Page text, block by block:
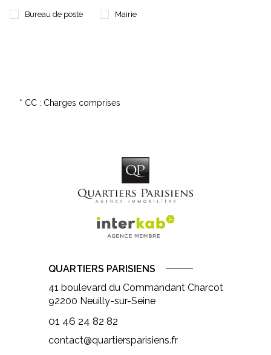
Bureau de poste Mairie
* CC : Charges comprises
QUARTIERS PARISIENS
41 boulevard du Commandant Charcot
92200 Neuilly-sur-Seine
01 46 24 82 82
contact@quartiersparisiens.fr